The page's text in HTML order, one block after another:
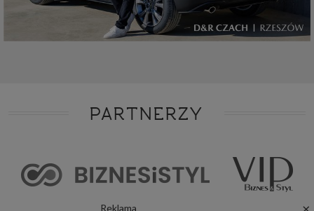
Reklama
PARTNERZY